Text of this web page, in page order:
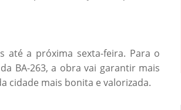
até a próxima sexta-feira. Para o
BA-263, a obra vai garantir mais
cidade mais bonita e valorizada.